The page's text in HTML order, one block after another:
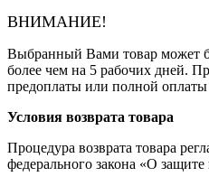
ВНИМАНИЕ!
Выбранный Вами товар может
более чем на 5 рабочих дней.
предоплаты или полной оплаты
Условия возврата товара
Процедура возврата товара
федерального закона «О